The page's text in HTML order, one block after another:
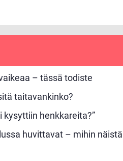
– tässä todiste
taitavankinko?
kysyttiin henkkareita?”
huvittavat – mihin näistä